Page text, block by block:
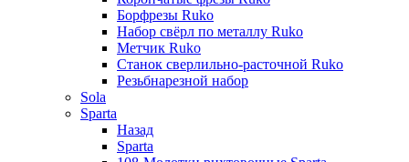
Борфрезы Ruko
Набор свёрл по металлу Ruko
Метчик Ruko
Станок сверлильно-расточной Ruko
Резьбнарезной набор
Sola
Sparta
Назад
Sparta